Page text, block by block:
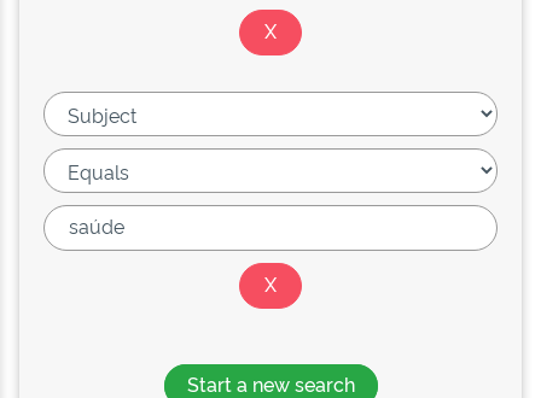
Start a new search